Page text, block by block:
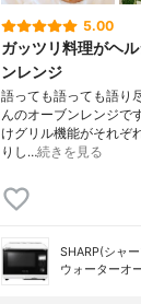
5.00
ガッツリ料理がヘ
ンレンジ
語っても語っても語り
んのオーブンレンジで
けグリル機能がそれぞ
りし…続きを見る
SHARP(シャ
ウォーターオ